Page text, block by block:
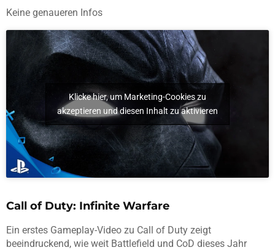
Keine genaueren Infos
Klicke hier, um Marketing-Cookies zu
akzeptieren und diesen Inhalt zu aktivieren
Call of Duty: Infinite Warfare
Ein erstes Gameplay-Video zu Call of Duty zeigt
beeindruckend, wie weit Battlefield und CoD dieses Jahr